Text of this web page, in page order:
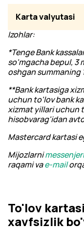
Karta valyutasi
Izohlar:
*Tenge Bank
so'mgacha bepul, 3
oshgan summaning
**Bank kartasiga
uchun to'lov bank
xizmat yillari uchun
hisobvarag'idan
Mastercard kartasi
Mijozlarnim
raqami vae-mail
To'lov
xavfsizlik